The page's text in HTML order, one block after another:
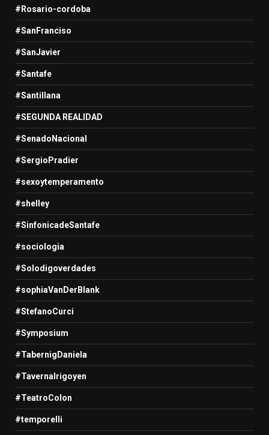
#Rosario-cordoba
#SanFranciso
#SanJavier
#Santafe
#Santillana
#SEGUNDA REALIDAD
#SenadoNacional
#SergioPradier
#sexoytemperamento
#shelley
#SinfonicadeSantafe
#sociologia
#Solodigoverdades
#sophiaVanDerBlank
#StefanoCurci
#Symposium
#TabernigDaniela
#TavernaIrigoyen
#TeatroColon
#temporelli